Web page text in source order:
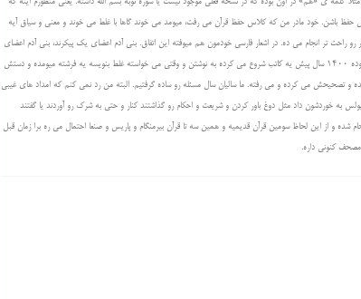
حفظ باشن. خود مادر من که کلاس حفظ قرآن می رفت، میومد می خوند گاها با غلط می خوند و معنی و سیاق آیه
تر انجام می ده. در اشعار فارسی خودمون هم میوفته این اتفاق. بنی آدم اعضای یک پیکرند، بنی آدم اعضای
یکدیگرند. هر دو مدلش بین مردم باب شده ولی یکیش درسته. یا مثلا انگاری اینطور نبوده ۱۴۰۰ سال پیش یه کاتب شروع می کرده به نوشتن و وقتی می خواسته غلط بنویسه یه فرشته میومده و دستش
می کرده و می رفته. ما سالیان سال مسئله رو ساده گرفتیم. البته من رد نمی کنم که امداد های غیبی
به خوردشون داد مثل دوغ باور کردن و شریعت و احکام رو گذاشتند کنار و حتی به شرک رو آوردند یا گفتند
کفاره ی گناهانمونه. در ضمن قرآن صنعا سنش بر اساس تاریخ نگاری کربن ۱۴ انجام شده و از این لحاظ سومین قرآن قدیمیه و همین سه تا قرآن بیرمنگام و پاریس و صنعا احتمال می ره برا زمان قبل
کنونی داره.